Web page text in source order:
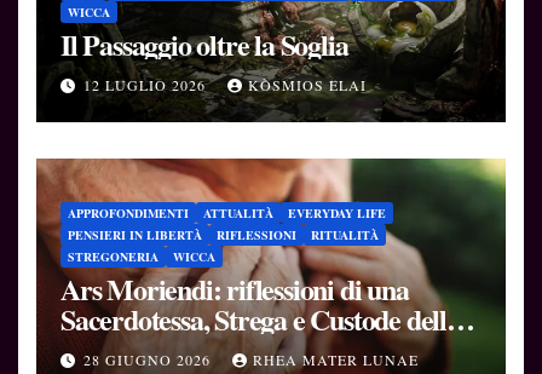
WICCA
Il Passaggio oltre la Soglia
12 LUGLIO 2026 KÒSMIOS ELAI
APPROFONDIMENTI ATTUALITÀ
EVERYDAY LIFE
PENSIERI IN LIBERTÀ
RIFLESSIONI
RITUALITÀ
STREGONERIA
WICCA
Ars Moriendi: riflessioni di una
Sacerdotessa, Strega e Custode delle
Soglie
28 GIUGNO 2026 RHEA MATER LUNAE